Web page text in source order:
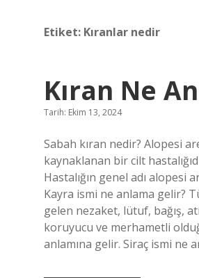
Etiket: Kıranlar nedir
Kıran Ne
Tarih: Ekim 13, 2024
Sabah kıran nedir? Alopesi
kaynaklanan bir cilt
Hastalığın genel adı alopesi
Kayra ismi ne anlama gelir?
gelen nezaket, lütuf, bağış,
koruyucu ve merhametli
anlamına gelir. Siraç ismi ne